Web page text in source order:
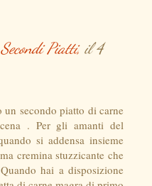
Secondi Piatti,il 4
secondo piatto di carne
. Per gli amanti del
si addensa insieme
cremina stuzzicante che
hai a disposizione